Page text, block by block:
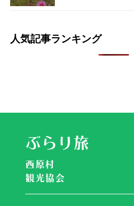
人気記事ランキング
ぶらり旅
西原村
観光協会